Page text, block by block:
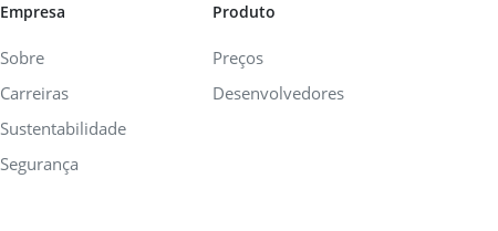
Empresa
Sobre
Carreiras
Sustentabilidade
Segurança
Produto
Preços
Desenvolvedores